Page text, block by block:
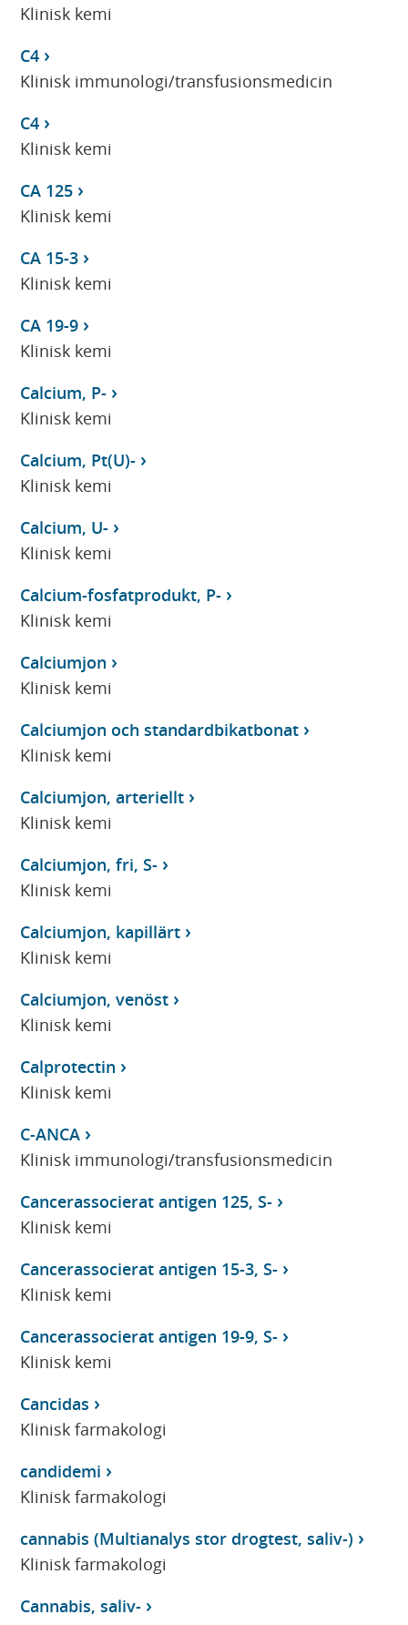
Klinisk kemi
C4
Klinisk immunologi/transfusionsmedicin
C4
Klinisk kemi
CA 125
Klinisk kemi
CA 15-3
Klinisk kemi
CA 19-9
Klinisk kemi
Calcium, P-
Klinisk kemi
Calcium, Pt(U)-
Klinisk kemi
Calcium, U-
Klinisk kemi
Calcium-fosfatprodukt, P-
Klinisk kemi
Calciumjon
Klinisk kemi
Calciumjon och standardbikatbonat
Klinisk kemi
Calciumjon, arteriellt
Klinisk kemi
Calciumjon, fri, S-
Klinisk kemi
Calciumjon, kapillärt
Klinisk kemi
Calciumjon, venöst
Klinisk kemi
Calprotectin
Klinisk kemi
C-ANCA
Klinisk immunologi/transfusionsmedicin
Cancerassocierat antigen 125, S-
Klinisk kemi
Cancerassocierat antigen 15-3, S-
Klinisk kemi
Cancerassocierat antigen 19-9, S-
Klinisk kemi
Cancidas
Klinisk farmakologi
candidemi
Klinisk farmakologi
cannabis (Multianalys stor drogtest, saliv-)
Klinisk farmakologi
Cannabis, saliv-